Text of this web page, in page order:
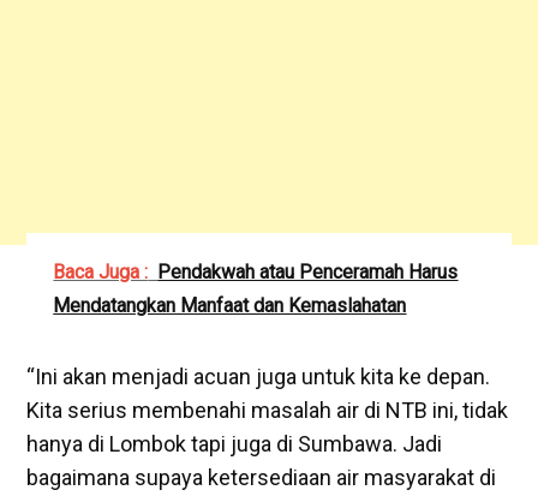
Baca Juga : Pendakwah atau Penceramah Harus
Mendatangkan Manfaat dan Kemaslahatan
“Ini akan menjadi acuan juga untuk kita ke depan.
Kita serius membenahi masalah air di NTB ini, tidak
hanya di Lombok tapi juga di Sumbawa. Jadi
bagaimana supaya ketersediaan air masyarakat di